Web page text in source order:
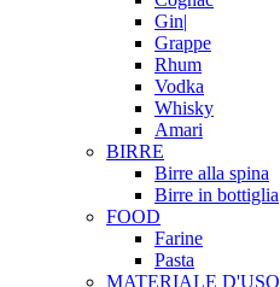
Gin|
Grappe
Rhum
Vodka
Whisky
Amari
BIRRE
Birre alla spina
Birre in bottiglia
FOOD
Farine
Pasta
MATERIALE D'USO